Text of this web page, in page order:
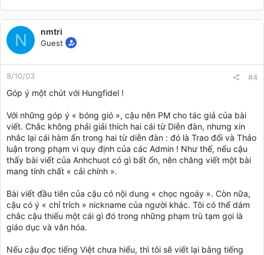
N nmtri
Guest
8/10/03 #4
Góp ý một chút với Hungfidel !
Với những góp ý « bóng gió », cậu nên PM cho tác giả của bài
viết. Chắc không phải giải thích hai cái từ Diễn đàn, nhưng xin
nhắc lại cái hàm ẩn trong hai từ diễn đàn : đó là Trao đổi và Thảo
luận trong phạm vi quy định của các Admin ! Như thế, nếu cậu
thấy bài viết của Anhchuot có gì bất ổn, nên chăng viết một bài
mang tính chất « cải chính ».
Bài viết đầu tiên của cậu có nội dung « chọc ngoáy ». Còn nữa,
cậu có ý « chỉ trích » nickname của người khác. Tôi có thể dám
chắc cậu thiếu một cái gì đó trong những phạm trù tạm gọi là
giáo dục và văn hóa.
Nếu cậu đọc tiếng Việt chưa hiểu, thì tôi sẽ viết lại bằng tiếng